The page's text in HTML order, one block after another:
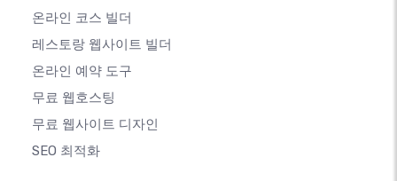
온라인 코스 빌더
레스토랑 웹사이트 빌더
온라인 예약 도구
무료 웹호스팅
무료 웹사이트 디자인
SEO 최적화